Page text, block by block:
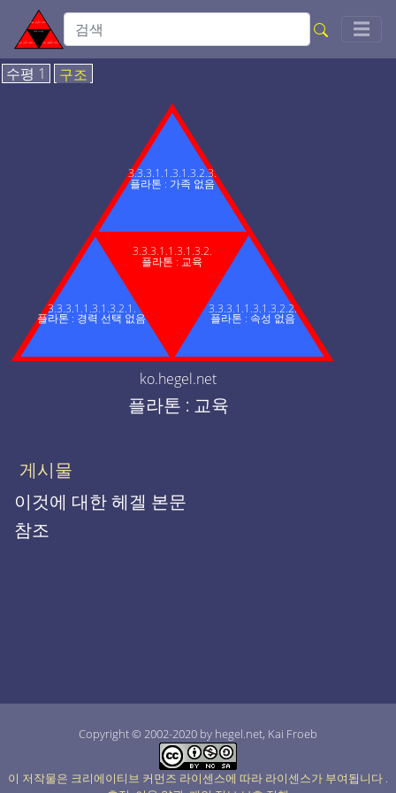
☰
수평 1 구조
3.3.3.1.1.3.1.3.2.
플라톤 : 교육
3.3.3.1.1.3.1.3.2.1.
플라톤 : 경력 선택 없음
3.3.3.1.1.3.1.3.2.2.
플라톤 : 속성 없음
3.3.3.1.1.3.1.3.2.3.
플라톤 : 가족 없음
ko.hegel.net
플라톤 : 교육
게시물
이것에 대한 헤겔 본문
참조
Copyright © 2002-2020 by hegel.net, Kai Froeb
이 저작물은 크리에이티브 커먼즈 라이센스에 따라 라이센스가 부여됩니다 .